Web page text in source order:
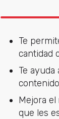
Te
cantidad
Te
Mejora el
que les